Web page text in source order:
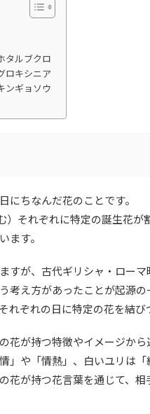
タルブクロ
ロキシニア
ンギョソウ
にちなんだ花のことです。
）それぞれに特定の誕生花
ます。
すが、古代ギリシャ・ロー
考え方があったことが起源の
れぞれの日に特定の花を結び
花が持つ特徴やイメージから
」や「情熱」、白いユリは「
花が持つ花言葉を通じて、